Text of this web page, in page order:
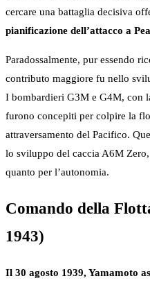
cercare una battaglia decisiva
pianificazione dell’attacco a
Paradossalmente, pur essendo
contributo maggiore fu nello
I bombardieri G3M e G4M, con
furono concepiti per colpire la
attraversamento del Pacifico.
lo sviluppo del caccia A6M
quanto per l’autonomia.
Comando della
1943)
Il 30 agosto 1939, Yamamoto